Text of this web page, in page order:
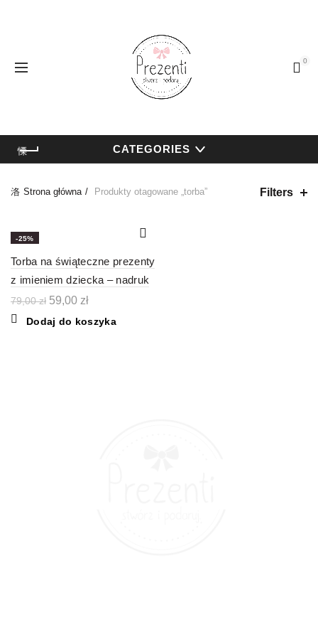
0
CATEGORIES
Strona główna Produkty otagowane „torba” Filters
-25%
Torba na świąteczne prezenty
z imieniem dziecka – nadruk
79,00zł Pierwotna
wynosiła:
59,00 złAktualna
wynosi:
Dodaj do koszyka